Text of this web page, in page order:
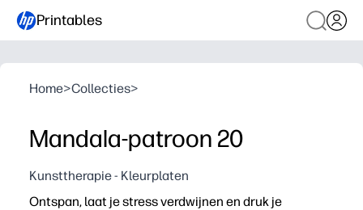
Printables
Home>Collecties>
Mandala-patroon 20
Kunsttherapie - Kleurplaten
Ontspan, laat je stress verdwijnen en druk je